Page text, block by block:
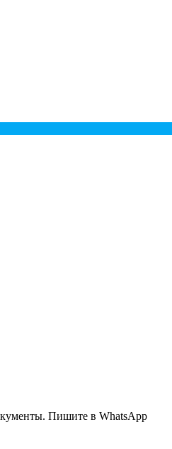
Пишите в WhatsApp